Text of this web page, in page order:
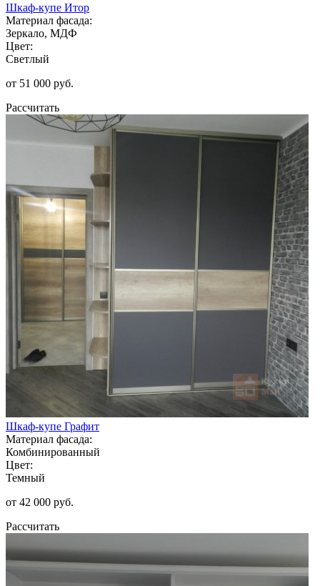
Шкаф-купе Итор
Материал фасада:
Зеркало, МДФ
Цвет:
Светлый
от 51 000 руб.
Рассчитать
Шкаф-купе Графит
Материал фасада:
Комбинированный
Цвет:
Темный
от 42 000 руб.
Рассчитать